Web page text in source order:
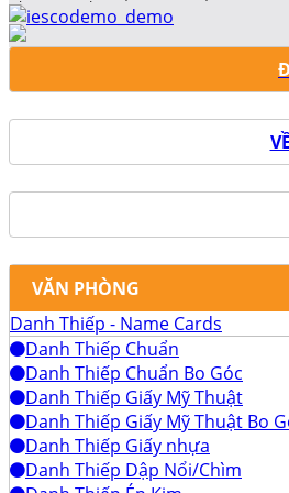
VĂN PHÒNG
Danh Thiếp - Name Cards
Danh Thiếp Chuẩn
Danh Thiếp Chuẩn Bo Góc
Danh Thiếp Giấy Mỹ Thuật
Danh Thiếp Giấy Mỹ Thuật Bo
Danh Thiếp Giấy nhựa
Danh Thiếp Dập Nổi/Chìm